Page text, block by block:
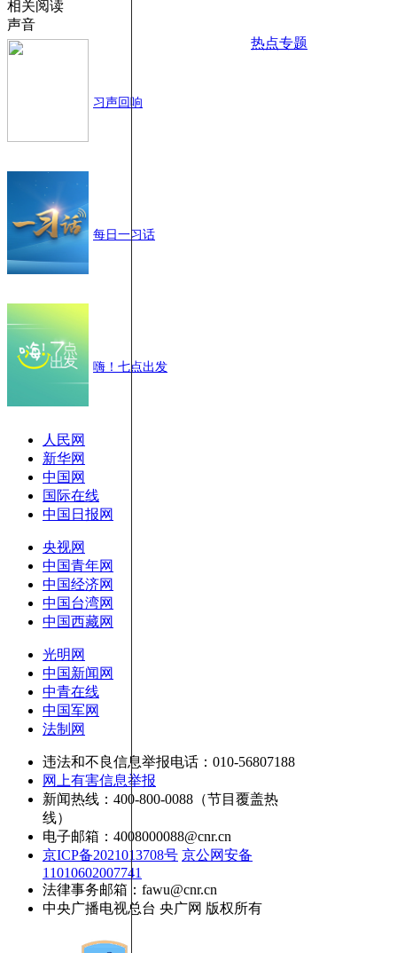
相关阅读
声音
习声回响
每日一习话
嗨！七点出发
热点专题
人民网
新华网
中国网
国际在线
中国日报网
央视网
中国青年网
中国经济网
中国台湾网
中国西藏网
光明网
中国新闻网
中青在线
中国军网
法制网
违法和不良信息举报电话：010-56807188
网上有害信息举报
新闻热线：400-800-0088（节目覆盖热
线）
电子邮箱：4008000088@cnr.cn
京ICP备2021013708号 京公网安备
11010602007741
法律事务邮箱：fawu@cnr.cn
中央广播电视总台 央广网 版权所有